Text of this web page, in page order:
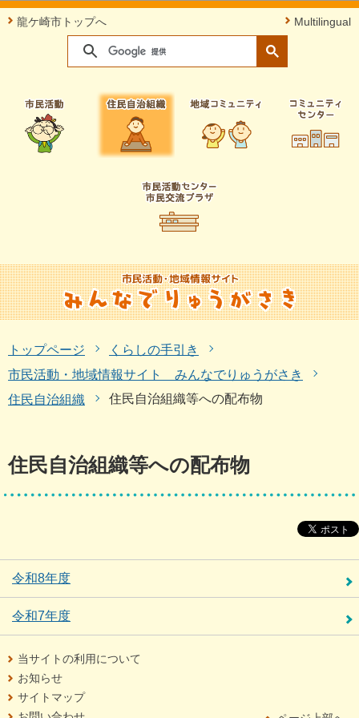
このページの本文へ移動
龍ケ崎市トップへ Multilingual
トップページ
くらしの手引き
市民活動・地域情報サイト みんなでりゅうがさき
住民自治組織
住民自治組織等への配布物
住民自治組織等への配布物
令和8年度
令和7年度
当サイトの利用について
お知らせ
サイトマップ